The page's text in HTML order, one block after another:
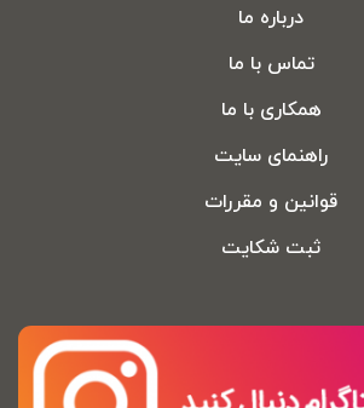
درباره ما
تماس با ما
همکاری با ما
راهنمای سایت
قوانین و مقررات
ثبت شکایت